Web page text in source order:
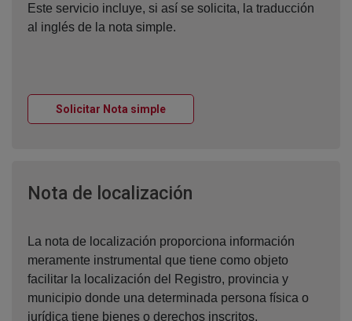
Este servicio incluye, si así se solicita, la traducción
al inglés de la nota simple.
Solicitar Nota simpleVentana nueva
Nota de localización
La nota de localización proporciona información
meramente instrumental que tiene como objeto
facilitar la localización del Registro, provincia y
municipio donde una determinada persona física o
jurídica tiene bienes o derechos inscritos.